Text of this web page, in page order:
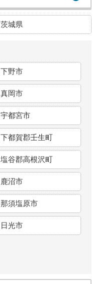
茨城県
下野市
真岡市
宇都宮市
下都賀郡壬生町
塩谷郡高根沢町
鹿沼市
那須塩原市
日光市